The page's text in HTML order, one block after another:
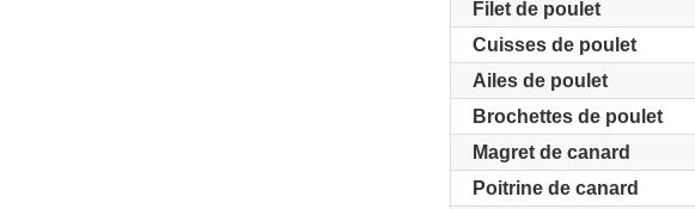
Filet de poulet
Cuisses de poulet
Ailes de poulet
Brochettes de poulet
Magret de canard
Poitrine de canard